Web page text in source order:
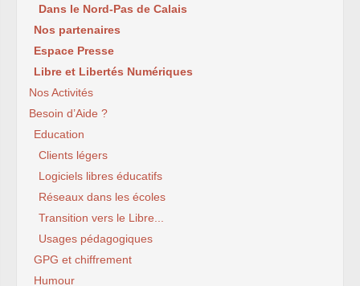
Dans le Nord-Pas de Calais
Nos partenaires
Espace Presse
Libre et Libertés Numériques
Nos Activités
Besoin d’Aide ?
Education
Clients légers
Logiciels libres éducatifs
Réseaux dans les écoles
Transition vers le Libre...
Usages pédagogiques
GPG et chiffrement
Humour